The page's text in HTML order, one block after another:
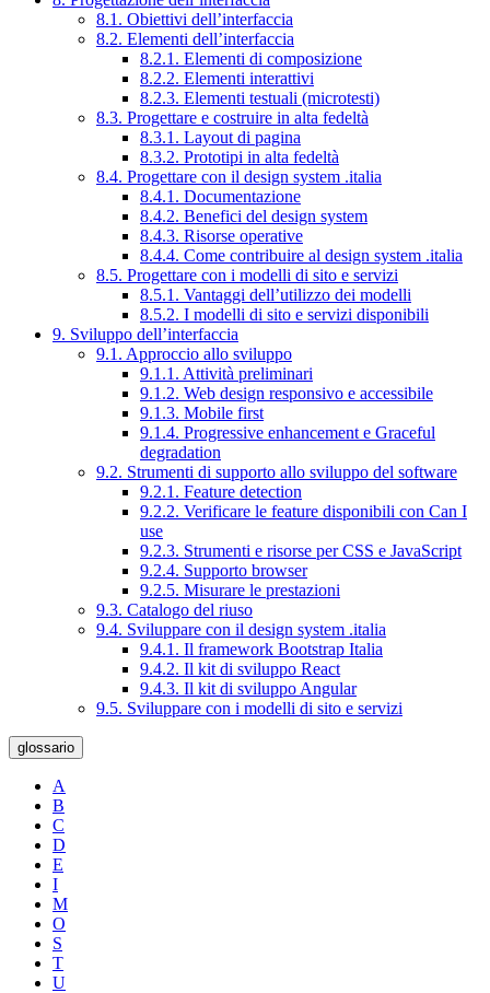
8.1. Obiettivi dell’interfaccia
8.2. Elementi dell’interfaccia
8.2.1. Elementi di composizione
8.2.2. Elementi interattivi
8.2.3. Elementi testuali (microtesti)
8.3. Progettare e costruire in alta fedeltà
8.3.1. Layout di pagina
8.3.2. Prototipi in alta fedeltà
8.4. Progettare con il design system .italia
8.4.1. Documentazione
8.4.2. Benefici del design system
8.4.3. Risorse operative
8.4.4. Come contribuire al design system .italia
8.5. Progettare con i modelli di sito e servizi
8.5.1. Vantaggi dell’utilizzo dei modelli
8.5.2. I modelli di sito e servizi disponibili
9. Sviluppo dell’interfaccia
9.1. Approccio allo sviluppo
9.1.1. Attività preliminari
9.1.2. Web design responsivo e accessibile
9.1.3. Mobile first
9.1.4. Progressive enhancement e Graceful
degradation
9.2. Strumenti di supporto allo sviluppo del software
9.2.1. Feature detection
9.2.2. Verificare le feature disponibili con Can I
use
9.2.3. Strumenti e risorse per CSS e JavaScript
9.2.4. Supporto browser
9.2.5. Misurare le prestazioni
9.3. Catalogo del riuso
9.4. Sviluppare con il design system .italia
9.4.1. Il framework Bootstrap Italia
9.4.2. Il kit di sviluppo React
9.4.3. Il kit di sviluppo Angular
9.5. Sviluppare con i modelli di sito e servizi
glossario
A
B
C
D
E
I
M
O
S
T
U